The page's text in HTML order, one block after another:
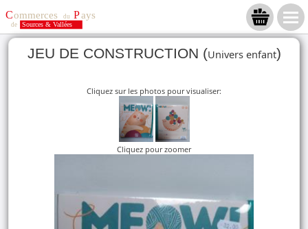
JEU DE CONSTRUCTION (Univers enfant)
Cliquez sur les photos pour visualiser:
Cliquez pour zoomer